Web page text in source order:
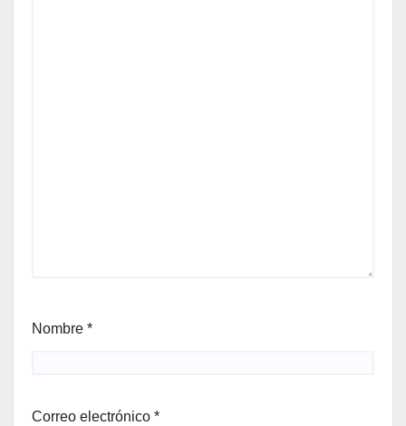
Nombre *
Correo electrónico *